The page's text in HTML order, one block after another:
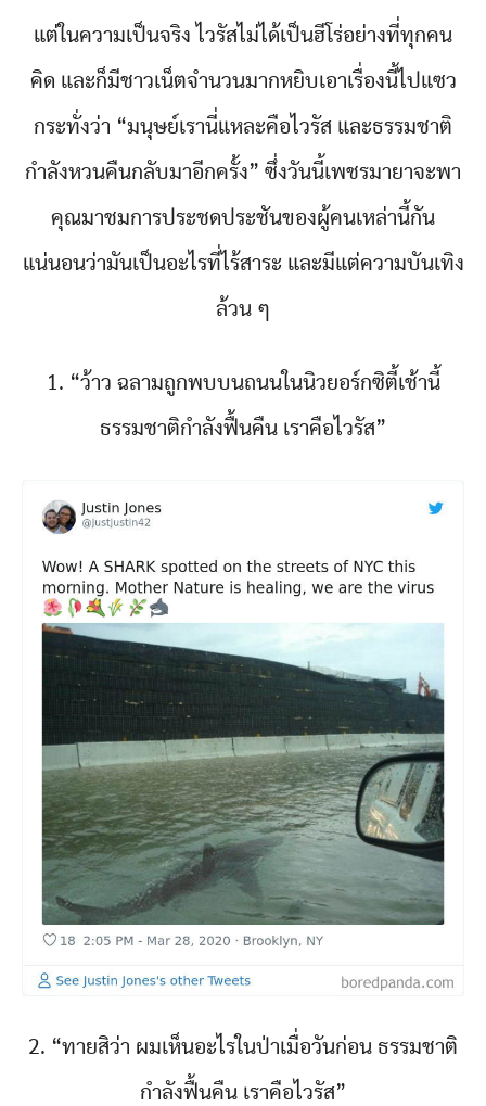
แต่ในความเป็นจริง ไวรัสไม่ได้เป็นฮีโร่อย่างที่ทุกคน
คิด และก็มีชาวเน็ตจำนวนมากหยิบเอาเรื่องนี้ไปแซว
กระทั่งว่า “มนุษย์เรานี่แหละคือไวรัส และธรรมชาติ
กำลังหวนคืนกลับมาอีกครั้ง” ซึ่งวันนี้เพชรมายาจะพา
คุณมาชมการประชดประชันของผู้คนเหล่านี้กัน
แน่นอนว่ามันเป็นอะไรที่ไร้สาระ และมีแต่ความบันเทิง
ล้วน ๆ
1. “ว้าว ฉลามถูกพบบนถนนในนิวยอร์กซิตี้เช้านี้
ธรรมชาติกำลังฟื้นคืน เราคือไวรัส”
2. “ทายสิว่า ผมเห็นอะไรในป่าเมื่อวันก่อน ธรรมชาติ
กำลังฟื้นคืน เราคือไวรัส”